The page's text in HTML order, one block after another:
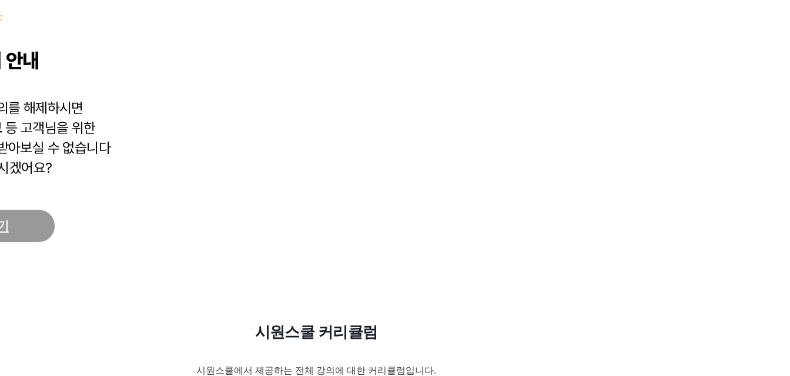
내
를 해제하시면
등 고객님을 위한
아보실 수 없습니다
겠어요?
시원스쿨 커리큘럼
시원스쿨에서 제공하는 전체 강의에 대한 커리큘럼입니다.